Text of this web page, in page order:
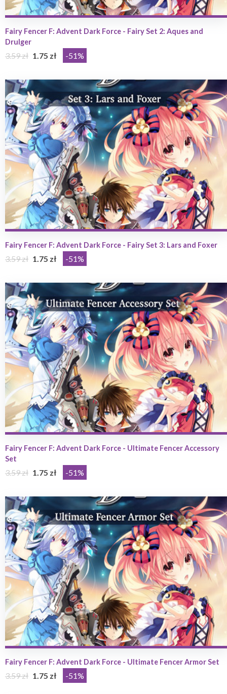
Fairy Fencer F: Advent Dark Force - Fairy Set 2: Aques and
Drulger
3.59 zł 1.75 zł -51%
Fairy Fencer F: Advent Dark Force - Fairy Set 3: Lars and Foxer
3.59 zł 1.75 zł -51%
Fairy Fencer F: Advent Dark Force - Ultimate Fencer Accessory
Set
3.59 zł 1.75 zł -51%
Fairy Fencer F: Advent Dark Force - Ultimate Fencer Armor Set
3.59 zł 1.75 zł -51%